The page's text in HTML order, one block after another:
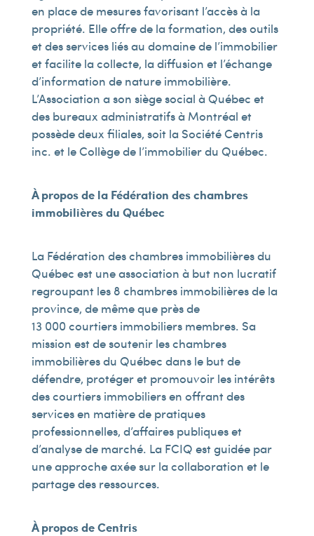
en place de mesures favorisant l’accès à la
propriété. Elle offre de la formation, des outils
et des services liés au domaine de l’immobilier
et facilite la collecte, la diffusion et l’échange
d’information de nature immobilière.
L’Association a son siège social à Québec et
des bureaux administratifs à Montréal et
possède deux filiales, soit la Société Centris
inc. et le Collège de l’immobilier du Québec.
À propos de la Fédération des chambres
immobilières du Québec
La Fédération des chambres immobilières du
Québec est une association à but non lucratif
regroupant les 8 chambres immobilières de la
province, de même que près de
13 000 courtiers immobiliers membres. Sa
mission est de soutenir les chambres
immobilières du Québec dans le but de
défendre, protéger et promouvoir les intérêts
des courtiers immobiliers en offrant des
services en matière de pratiques
professionnelles, d’affaires publiques et
d’analyse de marché. La FCIQ est guidée par
une approche axée sur la collaboration et le
partage des ressources.
À propos de Centris